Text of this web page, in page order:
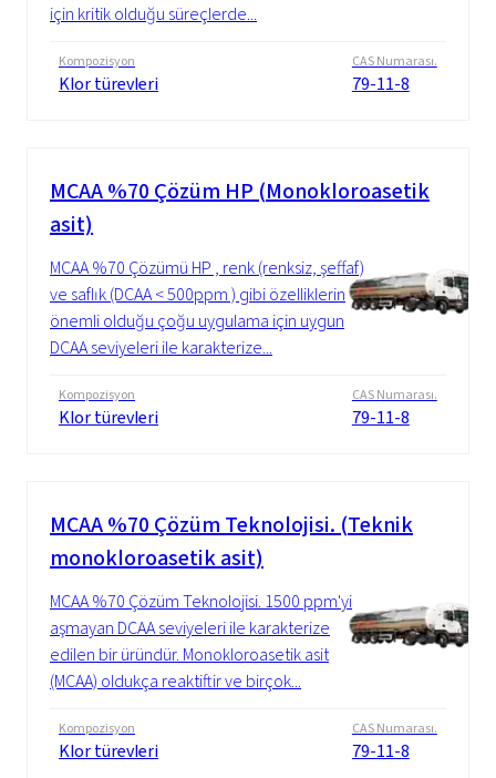
için kritik olduğu süreçlerde...
Kompozisyon
Klor türevleri
CAS Numarası.
79-11-8
MCAA %70 Çözüm HP (Monokloroasetik
asit)
MCAA %70 Çözümü HP , renk (renksiz, şeffaf)
ve saflık (DCAA < 500ppm ) gibi özelliklerin
önemli olduğu çoğu uygulama için uygun
DCAA seviyeleri ile karakterize...
Kompozisyon
Klor türevleri
CAS Numarası.
79-11-8
MCAA %70 Çözüm Teknolojisi. (Teknik
monokloroasetik asit)
MCAA %70 Çözüm Teknolojisi. 1500 ppm'yi
aşmayan DCAA seviyeleri ile karakterize
edilen bir üründür. Monokloroasetik asit
(MCAA) oldukça reaktiftir ve birçok...
Kompozisyon
Klor türevleri
CAS Numarası.
79-11-8